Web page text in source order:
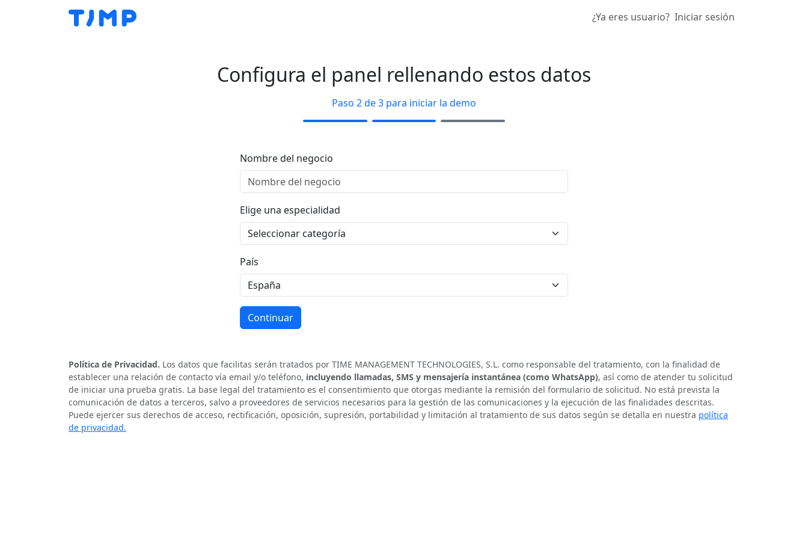
¿Ya eres usuario? Iniciar sesión
Configura el panel rellenando estos datos
Paso 2 de 3 para iniciar la demo
Nombre del negocio
Elige una especialidad
País
Política de Privacidad. Los datos que facilitas serán tratados por TIME MANAGEMENT TECHNOLOGIES, S.L. como responsable del tratamiento, con la finalidad de
establecer una relación de contacto vía email y/o teléfono, incluyendo llamadas, SMS y mensajería instantánea (como WhatsApp), así como de atender tu solicitud
de iniciar una prueba gratis. La base legal del tratamiento es el consentimiento que otorgas mediante la remisión del formulario de solicitud. No está prevista la
comunicación de datos a terceros, salvo a proveedores de servicios necesarios para la gestión de las comunicaciones y la ejecución de las finalidades descritas.
Puede ejercer sus derechos de acceso, rectificación, oposición, supresión, portabilidad y limitación al tratamiento de sus datos según se detalla en nuestra política
de privacidad.